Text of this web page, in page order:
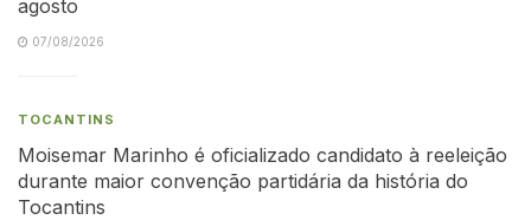
agosto
07/08/2026
TOCANTINS
Moisemar Marinho é oficializado candidato à reeleição
durante maior convenção partidária da história do
Tocantins